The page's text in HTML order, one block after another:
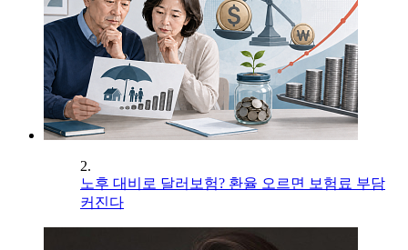
2.
노후 대비로 달러보험? 환율 오르면 보험료 부담
커진다